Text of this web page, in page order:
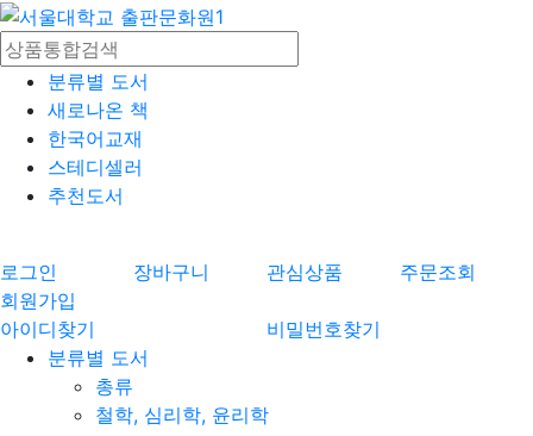
분류별 도서
새로나온 책
한국어교재
스테디셀러
추천도서
로그인 장바구니 관심상품
주문조회
회원가입
아이디찾기
비밀번호찾기
분류별 도서
총류
철학, 심리학, 윤리학